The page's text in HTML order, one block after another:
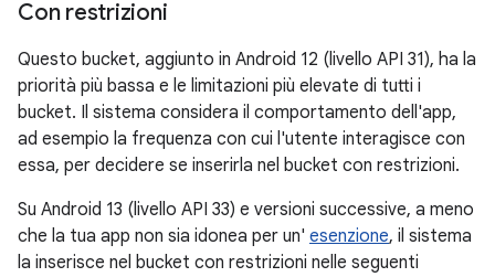
Con restrizioni
Questo bucket, aggiunto in Android 12 (livello API 31), ha la
priorità più bassa e le limitazioni più elevate di tutti i
bucket. Il sistema considera il comportamento dell'app,
ad esempio la frequenza con cui l'utente interagisce con
essa, per decidere se inserirla nel bucket con restrizioni.
Su Android 13 (livello API 33) e versioni successive, a meno
che la tua app non sia idonea per un' esenzione, il sistema
la inserisce nel bucket con restrizioni nelle seguenti